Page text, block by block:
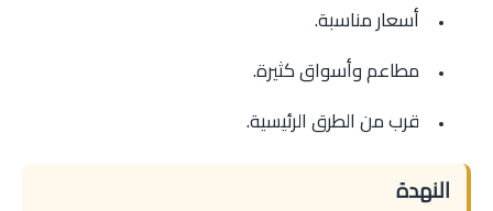
أسعار مناسبة.
مطاعم وأسواق كثيرة.
قرب من الطرق الرئيسية.
النهدة